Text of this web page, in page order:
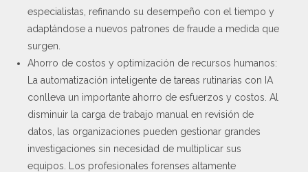
especialistas, refinando su desempeño con el tiempo y
adaptándose a nuevos patrones de fraude a medida que
surgen.
Ahorro de costos y optimización de recursos humanos:
La automatización inteligente de tareas rutinarias con IA
conlleva un importante ahorro de esfuerzos y costos. Al
disminuir la carga de trabajo manual en revisión de
datos, las organizaciones pueden gestionar grandes
investigaciones sin necesidad de multiplicar sus
equipos. Los profesionales forenses altamente